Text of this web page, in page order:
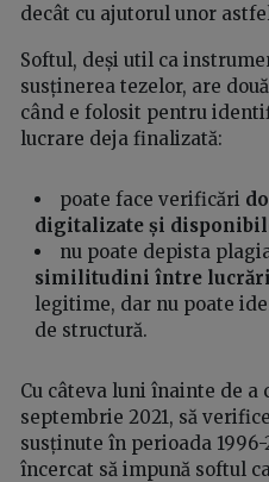
decât cu ajutorul unor
Softul, deși util ca
susținerea tezelor, are
când e folosit pentru
lucrare deja finalizată:
poate face verificări
digitalizate și
nu poate depista
similitudini între lucrări
legitime, dar nu poate
de structură.
Cu câteva luni înainte de
septembrie 2021, să verifice
susținute în perioada
încercat să impună softul